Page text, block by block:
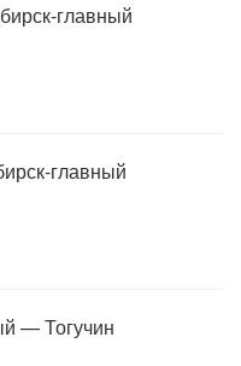
главный
главный
— Тогучин